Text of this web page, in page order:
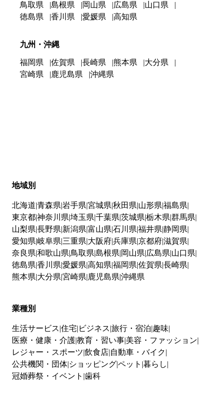
鳥取県 島根県 岡山県 広島県
山口県
徳島県
香川県 愛媛県 高知県
九州・沖縄
福岡県 佐賀県 長崎県 熊本県
大分県
宮崎県
鹿児島県 沖縄県
地域別
北海道 青森県 岩手県 宮城県 秋田県 山形県 福島県
東京都神奈川県 埼玉県 千葉県 茨城県 栃木県 群馬県
山梨県 長野県 新潟県 富山県 石川県 福井県 静岡県
愛知県 岐阜県 三重県 大阪府兵庫県 京都府滋賀県
奈良県 和歌山県 鳥取県 島根県 岡山県 広島県 山口県
徳島県 香川県 愛媛県 高知県 福岡県 佐賀県 長崎県
熊本県 大分県 宮崎県 鹿児島県 沖縄県
業種別
生活サービス 住宅 ビジネス 旅行・宿泊 趣味
医療・健康・介護教育・習い事 美容・ファッション
レジャー・スポーツ 飲食店 自動車・バイク
公共機関・団体 ショッピングペット 暮らし
冠婚葬祭・イベント 歯科